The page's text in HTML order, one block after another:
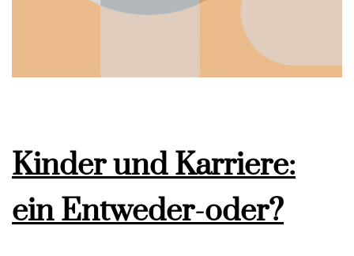
Kinder und Karriere:
ein Entweder-oder?